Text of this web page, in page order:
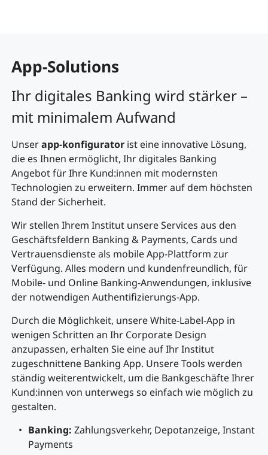
App-Solutions
Ihr digitales Banking wird stärker –
mit minimalem Aufwand
Unserapp-konfigurator ist eine innovative Lösung,
die es Ihnen ermöglicht, Ihr digitales Banking
Angebot für Ihre Kund:innen mit modernsten
Technologien zu erweitern. Immer auf dem höchsten
Stand der Sicherheit.
Wir stellen Ihrem Institut unsere Services aus den
Geschäftsfeldern Banking & Payments, Cards und
Vertrauensdienste als mobile App-Plattform zur
Verfügung. Alles modern und kundenfreundlich, für
Mobile- und Online Banking-Anwendungen, inklusive
der notwendigen Authentifizierungs-App.
Durch die Möglichkeit, unsere White-Label-App in
wenigen Schritten an Ihr Corporate Design
anzupassen, erhalten Sie eine auf Ihr Institut
zugeschnittene Banking App. Unsere Tools werden
ständig weiterentwickelt, um die Bankgeschäfte Ihrer
Kund:innen von unterwegs so einfach wie möglich zu
gestalten.
Banking: Zahlungsverkehr, Depotanzeige, Instant
Payments